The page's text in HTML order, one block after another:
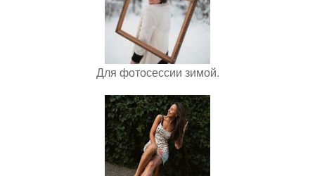
Для фотосессии зимой.